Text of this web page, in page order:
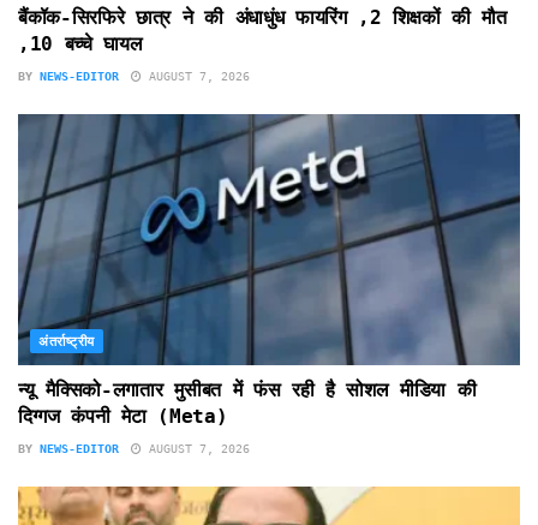
बैंकॉक-सिरफिरे छात्र ने की अंधाधुंध फायरिंग ,2 शिक्षकों की मौत
,10 बच्चे घायल
BY NEWS-EDITOR AUGUST 7, 2026
अंतर्राष्ट्रीय
न्यू मैक्सिको-लगातार मुसीबत में फंस रही है सोशल मीडिया की
दिग्गज कंपनी मेटा (Meta)
BY NEWS-EDITOR AUGUST 7, 2026